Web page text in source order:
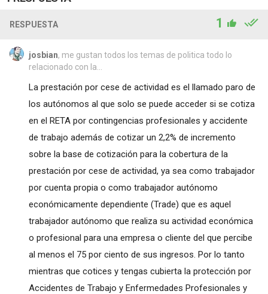
RESPUESTA 1
josbian, me gustan todos los temas de politica todo lo
relacionado con la...
La prestación por cese de actividad es el llamado paro de
los autónomos al que solo se puede acceder si se cotiza
en el RETA por contingencias profesionales y accidente
de trabajo además de cotizar un 2,2% de incremento
sobre la base de cotización para la cobertura de la
prestación por cese de actividad, ya sea como trabajador
por cuenta propia o como trabajador autónomo
económicamente dependiente (Trade) que es aquel
trabajador autónomo que realiza su actividad económica
o profesional para una empresa o cliente del que percibe
al menos el 75 por ciento de sus ingresos. Por lo tanto
mientras que cotices y tengas cubierta la protección por
Accidentes de Trabajo y Enfermedades Profesionales y